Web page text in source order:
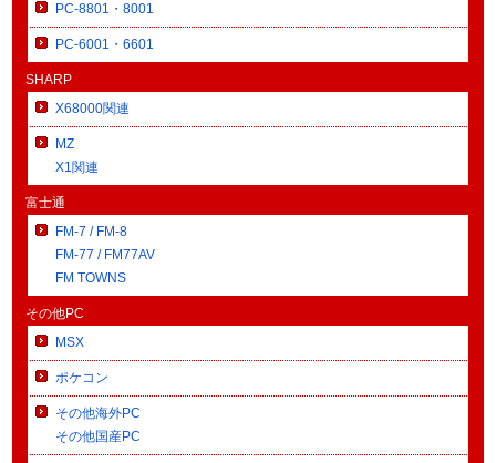
PC-8801・8001
PC-6001・6601
SHARP
X68000関連
MZ
X1関連
富士通
FM-7 / FM-8
FM-77 / FM77AV
FM TOWNS
その他PC
MSX
ポケコン
その他海外PC
その他国産PC